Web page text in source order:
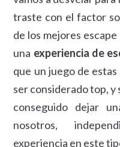
traste con el factor
de los mejores
una experiencia de
que un juego de
ser considerado top, y
conseguido dejar
nosotros,
experiencia en este